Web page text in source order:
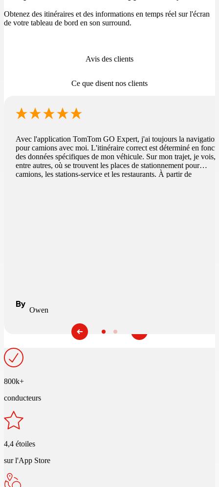
Obtenez des itinéraires et des informations en temps réel sur l'écran
de votre tableau de bord en son surround.
Avis des clients
Ce que disent nos clients
Avec l'application TomTom GO Expert, j'ai toujours la navigation
pour camions avec moi. L'itinéraire correct est déterminé en
des données spécifiques de mon véhicule. Sur mon trajet, je vois,
entre autres, où se trouvent les places de stationnement pour
camions, les stations-service et les restaurants. À partir de
By
Owen
800k+
conducteurs
4,4 étoiles
sur l'App Store